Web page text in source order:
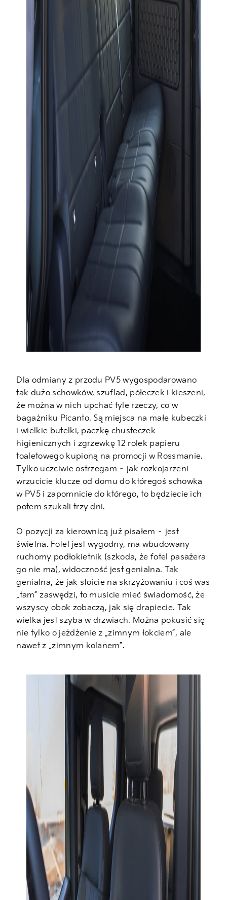
Dla odmiany z przodu PV5 wygospodarowano
tak dużo schowków, szuflad, półeczek i kieszeni,
że można w nich upchać tyle rzeczy, co w
bagażniku Picanto. Są miejsca na małe kubeczki
i wielkie butelki, paczkę chusteczek
higienicznych i zgrzewkę 12 rolek papieru
toaletowego kupioną na promocji w Rossmanie.
Tylko uczciwie ostrzegam – jak rozkojarzeni
wrzucicie klucze od domu do któregoś schowka
w PV5 i zapomnicie do którego, to będziecie ich
potem szukali trzy dni.
O pozycji za kierownicą już pisałem – jest
świetna. Fotel jest wygodny, ma wbudowany
ruchomy podłokietnik (szkoda, że fotel pasażera
go nie ma), widoczność jest genialna. Tak
genialna, że jak stoicie na skrzyżowaniu i coś was
„tam” zaswędzi, to musicie mieć świadomość, że
wszyscy obok zobaczą, jak się drapiecie. Tak
wielka jest szyba w drzwiach. Można pokusić się
nie tylko o jeżdżenie z „zimnym łokciem”, ale
nawet z „zimnym kolanem”.